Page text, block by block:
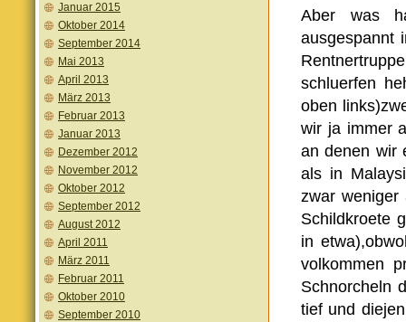
Januar 2015
Oktober 2014
September 2014
Mai 2013
April 2013
März 2013
Februar 2013
Januar 2013
Dezember 2012
November 2012
Oktober 2012
September 2012
August 2012
April 2011
März 2011
Februar 2011
Oktober 2010
September 2010
Aber was
ausgespannt
schluerfen
oben
wir ja immer
an denen wir
als in
zwar weniger
Schildkroete
in
volkommen
Schnorcheln
tief und